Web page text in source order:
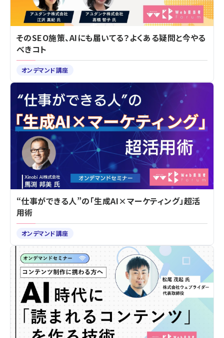
そのSEO施策、AIにも届いてる？よくある疑問と今やる
べきコト
オンデマンド講座
“仕事ができる人”の「生成AI×マーケティング」超活
用術
オンデマンド講座